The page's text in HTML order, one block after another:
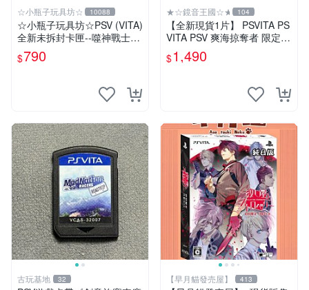
☆小瓶子玩具坊☆ 10088
☆小瓶子玩具坊☆PSV (VITA)
全新未拆封卡匣--噬神戰士2
《噬神者2》(日版)
$790
★☆鏡音王國☆★ 104
【全新現貨1片】 PSVITA PS
VITA PSV 爽海掠奪者 限定版
純日版 日文版
$1,490
古玩基地 32 【早月貓發売屋】 413